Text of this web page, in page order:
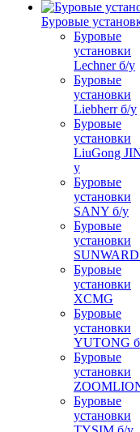
Буровые
Буровые
установки
Lechner б/у
Буровые
установки
Liebherr б/у
Буровые
установки
LiuGong
у
Буровые
установки
SANY б/у
Буровые
установки
Буровые
установки
XCMG
Буровые
установки
YUTONG
Буровые
установки
Буровые
установки